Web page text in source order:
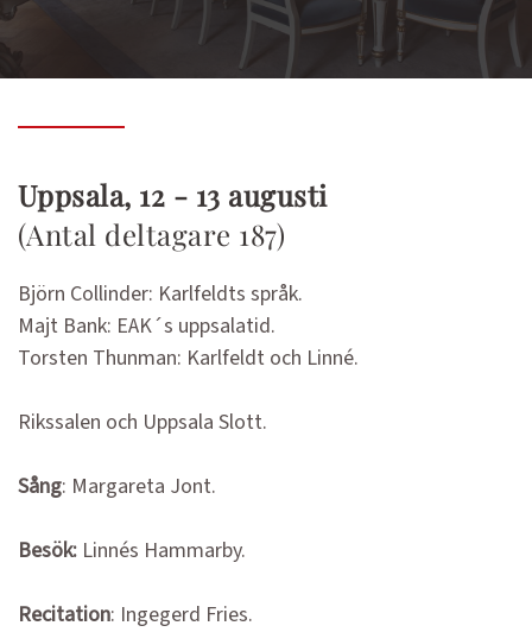
Uppsala, 12 - 13 augusti
(Antal deltagare 187)
Björn Collinder: Karlfeldts språk.
Majt Bank: EAK´s uppsalatid.
Torsten Thunman: Karlfeldt och Linné.
Rikssalen och Uppsala Slott.
Sång: Margareta Jont.
Besök: Linnés Hammarby.
Recitation: Ingegerd Fries.